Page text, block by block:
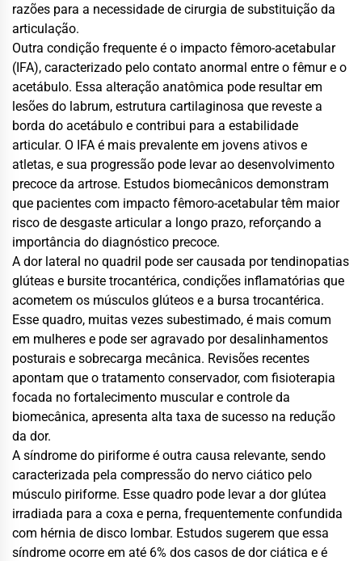
razões para a necessidade de cirurgia de substituição da
articulação.
Outra condição frequente é o impacto fêmoro-acetabular
(IFA), caracterizado pelo contato anormal entre o fêmur e o
acetábulo. Essa alteração anatômica pode resultar em
lesões do labrum, estrutura cartilaginosa que reveste a
borda do acetábulo e contribui para a estabilidade
articular. O IFA é mais prevalente em jovens ativos e
atletas, e sua progressão pode levar ao desenvolvimento
precoce da artrose. Estudos biomecânicos demonstram
que pacientes com impacto fêmoro-acetabular têm maior
risco de desgaste articular a longo prazo, reforçando a
importância do diagnóstico precoce.
A dor lateral no quadril pode ser causada por tendinopatias
glúteas e bursite trocantérica, condições inflamatórias que
acometem os músculos glúteos e a bursa trocantérica.
Esse quadro, muitas vezes subestimado, é mais comum
em mulheres e pode ser agravado por desalinhamentos
posturais e sobrecarga mecânica. Revisões recentes
apontam que o tratamento conservador, com fisioterapia
focada no fortalecimento muscular e controle da
biomecânica, apresenta alta taxa de sucesso na redução
da dor.
A síndrome do piriforme é outra causa relevante, sendo
caracterizada pela compressão do nervo ciático pelo
músculo piriforme. Esse quadro pode levar a dor glútea
irradiada para a coxa e perna, frequentemente confundida
com hérnia de disco lombar. Estudos sugerem que essa
síndrome ocorre em até 6% dos casos de dor ciática e é